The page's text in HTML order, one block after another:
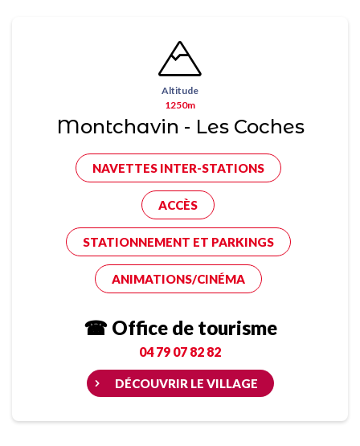
Altitude
1250m
Montchavin - Les Coches
NAVETTES INTER-STATIONS
ACCÈS
STATIONNEMENT ET PARKINGS
ANIMATIONS/CINÉMA
☎ Office de tourisme
04 79 07 82 82
DÉCOUVRIR LE VILLAGE